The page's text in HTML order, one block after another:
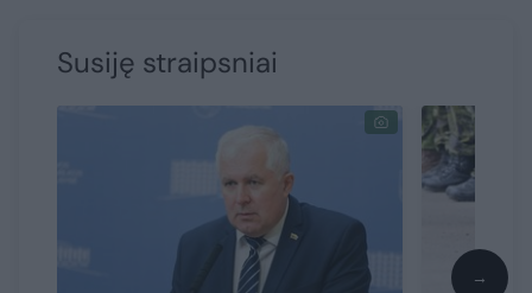
Susiję straipsniai
→